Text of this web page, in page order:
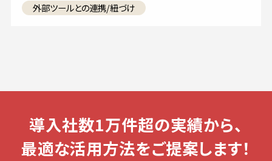
外部ツールとの連携/紐づけ
導入社数1万件超の実績から、
最適な活用方法をご提案します！